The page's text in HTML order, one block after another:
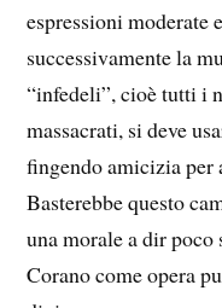
espressioni moderate
successivamente la
“infedeli”, cioè tutti i
massacrati, si deve
fingendo amicizia per
Basterebbe questo
una morale a dir
Corano come opera